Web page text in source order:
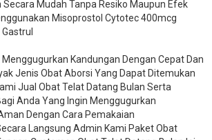
Secara Mudah Tanpa Resiko Maupun Efek
Misoprostol Cytotec 400mcg
Kandungan Dengan Cepat Dan
Jenis Obat Aborsi Yang Dapat Ditemukan
Jual Obat Telat Datang Bulan Serta
Anda Yang Ingin Menggugurkan
Dengan Cara Pemakaian
Langsung Admin Kami Paket Obat